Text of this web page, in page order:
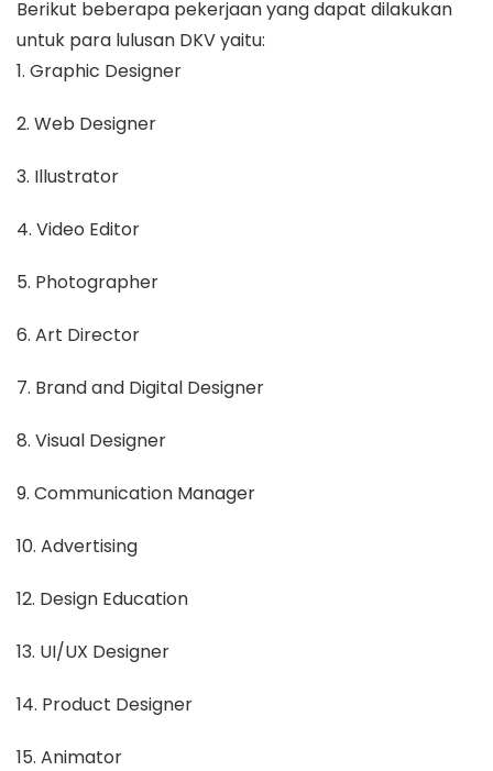
Berikut beberapa pekerjaan yang dapat dilakukan
untuk para lulusan DKV yaitu:
1. Graphic Designer
2. Web Designer
3. Illustrator
4. Video Editor
5. Photographer
6. Art Director
7. Brand and Digital Designer
8. Visual Designer
9. Communication Manager
10. Advertising
12. Design Education
13. UI/UX Designer
14. Product Designer
15. Animator